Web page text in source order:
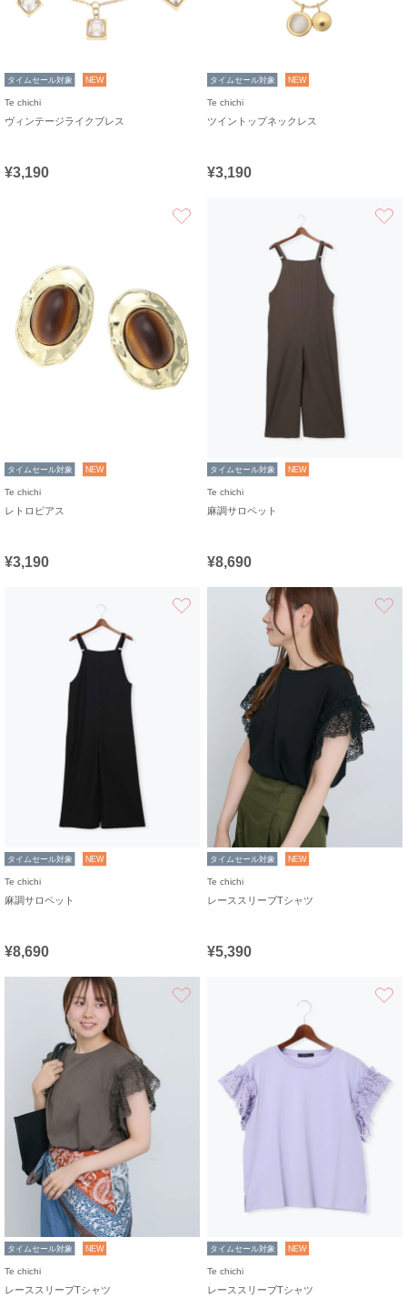
タイムセール対象 NEW
Te chichi
ヴィンテージライクブレス
¥3,190
タイムセール対象 NEW
Te chichi
ツイントップネックレス
¥3,190
タイムセール対象 NEW
Te chichi
レトロピアス
¥3,190
タイムセール対象 NEW
Te chichi
麻調サロペット
¥8,690
タイムセール対象 NEW
Te chichi
麻調サロペット
¥8,690
タイムセール対象 NEW
Te chichi
レーススリーブTシャツ
¥5,390
タイムセール対象 NEW
Te chichi
レーススリーブTシャツ
タイムセール対象 NEW
Te chichi
レーススリーブTシャツ